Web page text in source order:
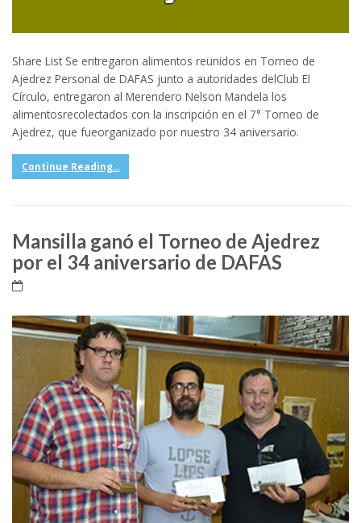
Share List Se entregaron alimentos reunidos en Torneo de
Ajedrez Personal de DAFAS junto a autoridades delClub El
Círculo, entregaron al Merendero Nelson Mandela los
alimentosrecolectados con la inscripción en el 7° Torneo de
Ajedrez, que fueorganizado por nuestro 34 aniversario.
Continue Reading...
Mansilla ganó el Torneo de Ajedrez
por el 34 aniversario de DAFAS